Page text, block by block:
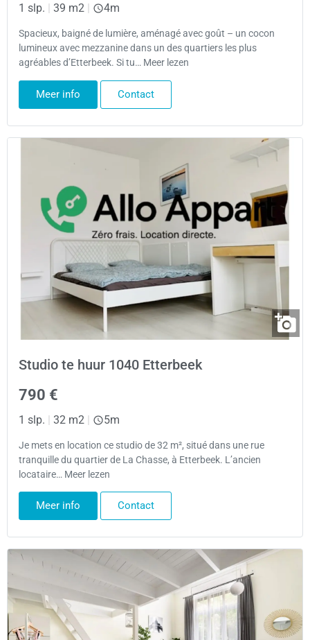
1 slp. | 39 m2 | 4m
Spacieux, baigné de lumière, aménagé avec goût – un cocon
lumineux avec mezzanine dans un des quartiers les plus
agréables d’Etterbeek. Si tu… Meer lezen
Meer info Contact
Studio te huur 1040 Etterbeek
790 €
1 slp. | 32 m2 | 5m
Je mets en location ce studio de 32 m², situé dans une rue
tranquille du quartier de La Chasse, à Etterbeek. L’ancien
locataire… Meer lezen
Meer info Contact